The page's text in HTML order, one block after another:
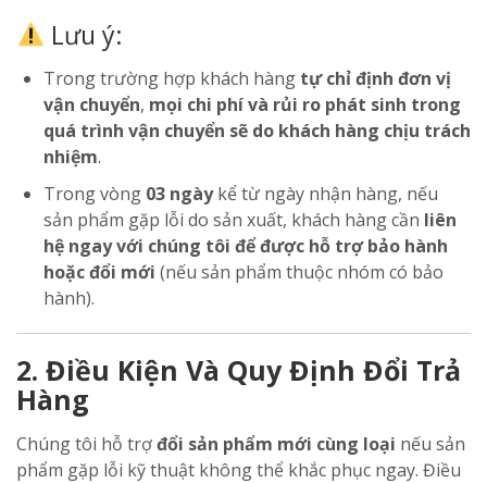
Lưu ý:
Trong trường hợp khách hàng tự chỉ định đơn vị
vận chuyển, mọi chi phí và rủi ro phát sinh trong
quá trình vận chuyển sẽ do khách hàng chịu trách
nhiệm.
Trong vòng 03 ngàykể từ ngày nhận hàng, nếu
sản phẩm gặp lỗi do sản xuất, khách hàng cần liên
hệ ngay với chúng tôi để được hỗ trợ bảo hành
hoặc đổi mới (nếu sản phẩm thuộc nhóm có bảo
hành).
2. Điều Kiện Và Quy Định Đổi Trả
Hàng
Chúng tôi hỗ trợđổi sản phẩm mới cùng loại nếu sản
phẩm gặp lỗi kỹ thuật không thể khắc phục ngay. Điều